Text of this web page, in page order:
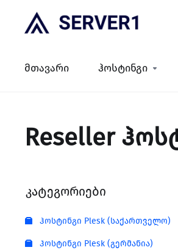
მთავარი ჰოსტინგი
Reseller
კატეგორიები
ჰოსტინგი Plesk (საქართველო)
ჰოსტინგი Plesk (გერმანია)